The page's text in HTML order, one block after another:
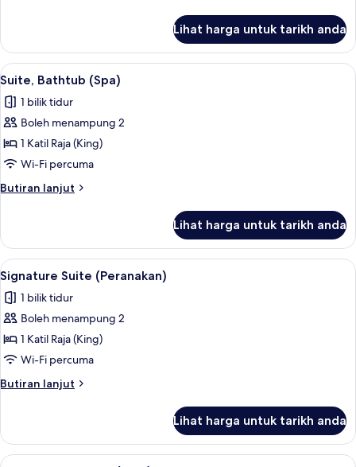
(Get
Fit)
Lihat harga untuk tarikh anda
Lihat
semua
foto
untuk
Suite,
Bathtub
(Spa)
Suite, Bathtub (Spa) | Busa memori,
1
Suite, Bathtub (Spa)
1 bilik tidur
Boleh menampung 2
1 Katil Raja (King)
Wi-Fi percuma
Butiran lanjut
Butiran
Bathtub
(Spa)
Lihat harga untuk tarikh anda
Lihat
semua
foto
untuk
Signature
Suite
(Peranakan)
Signature Suite (Peranakan) | Busa
1
Signature Suite (Peranakan)
1 bilik tidur
Boleh menampung 2
1 Katil Raja (King)
Wi-Fi percuma
Butiran lanjut
Butiran
Suite
(Peranakan)
Lihat harga untuk tarikh anda
Lihat Family Triple Room (Tiga) | Busa